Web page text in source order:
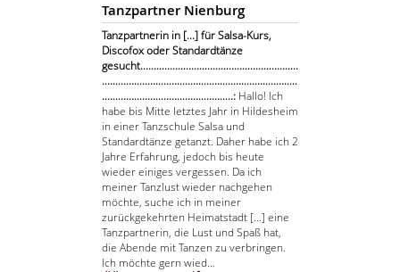
Tanzpartner Nienburg
Tanzpartnerin in [...] für Salsa-Kurs,
Discofox oder Standardtänze
gesucht...........................................................
.........................................................................
.................................................: Hallo! Ich
habe bis Mitte letztes Jahr in Hildesheim
in einer Tanzschule Salsa und
Standardtänze getanzt. Daher habe ich 2
Jahre Erfahrung, jedoch bis heute
wieder einiges vergessen. Da ich
meiner Tanzlust wieder nachgehen
möchte, suche ich in meiner
zurückgekehrten Heimatstadt [...] eine
Tanzpartnerin, die Lust und Spaß hat,
die Abende mit Tanzen zu verbringen.
Ich möchte gern wied...